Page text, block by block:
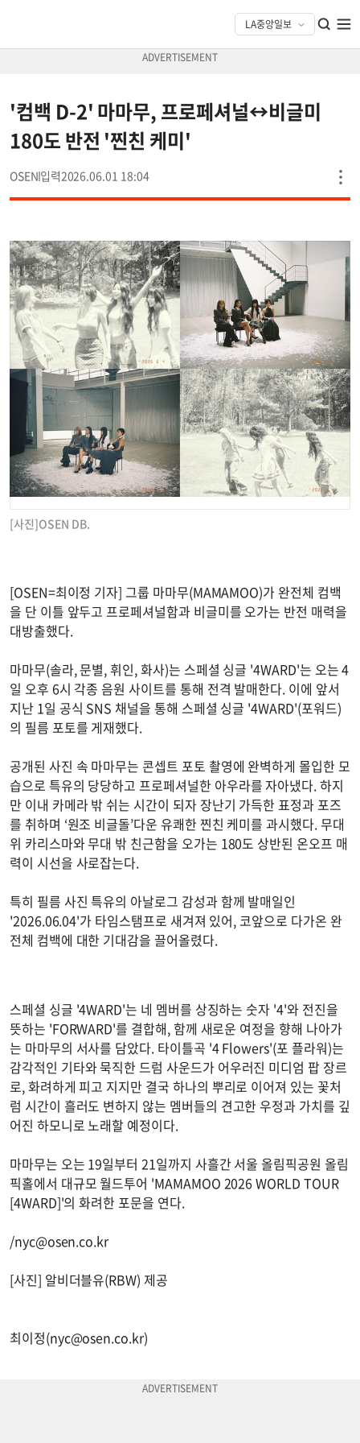
'컴백 D-2' 마마무, 프로페셔널↔비글미
180도 반전 '찐친 케미'
OSEN 2026.06.01 18:04
[사진]OSEN DB.
[OSEN=최이정 기자] 그룹 마마무(MAMAMOO)가 완전체 컴백
을 단 이틀 앞두고 프로페셔널함과 비글미를 오가는 반전 매력을
대방출했다.
마마무(솔라, 문별, 휘인, 화사)는 스페셜 싱글 '4WARD'는 오는 4
일 오후 6시 각종 음원 사이트를 통해 전격 발매한다. 이에 앞서
지난 1일 공식 SNS 채널을 통해 스페셜 싱글 '4WARD'(포워드)
의 필름 포토를 게재했다.
공개된 사진 속 마마무는 콘셉트 포토 촬영에 완벽하게 몰입한 모
습으로 특유의 당당하고 프로페셔널한 아우라를 자아냈다. 하지
만 이내 카메라 밖 쉬는 시간이 되자 장난기 가득한 표정과 포즈
를 취하며 ‘원조 비글돌’다운 유쾌한 찐친 케미를 과시했다. 무대
위 카리스마와 무대 밖 친근함을 오가는 180도 상반된 온오프 매
력이 시선을 사로잡는다.
특히 필름 사진 특유의 아날로그 감성과 함께 발매일인
'2026.06.04'가 타임스탬프로 새겨져 있어, 코앞으로 다가온 완
전체 컴백에 대한 기대감을 끌어올렸다.
스페셜 싱글 '4WARD'는 네 멤버를 상징하는 숫자 '4'와 전진을
뜻하는 'FORWARD'를 결합해, 함께 새로운 여정을 향해 나아가
는 마마무의 서사를 담았다. 타이틀곡 '4 Flowers'(포 플라워)는
감각적인 기타와 묵직한 드럼 사운드가 어우러진 미디엄 팝 장르
로, 화려하게 피고 지지만 결국 하나의 뿌리로 이어져 있는 꽃처
럼 시간이 흘러도 변하지 않는 멤버들의 견고한 우정과 가치를 깊
어진 하모니로 노래할 예정이다.
마마무는 오는 19일부터 21일까지 사흘간 서울 올림픽공원 올림
픽홀에서 대규모 월드투어 'MAMAMOO 2026 WORLD TOUR
[4WARD]'의 화려한 포문을 연다.
/nyc@osen.co.kr
[사진] 알비더블유(RBW) 제공
최이정(nyc@osen.co.kr)